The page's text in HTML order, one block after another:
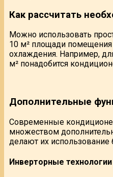
Как рассчитать
Можно использовать
10 м² площади помещения
охлаждения. Например,
м² понадобится
Дополнительные
Современные
множеством
делают их
Инверторные технологии